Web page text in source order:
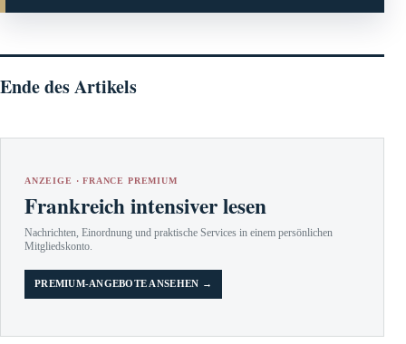
Ende des Artikels
ANZEIGE · FRANCE PREMIUM
Frankreich intensiver lesen
Nachrichten, Einordnung und praktische Services in einem persönlichen
Mitgliedskonto.
PREMIUM-ANGEBOTE ANSEHEN →